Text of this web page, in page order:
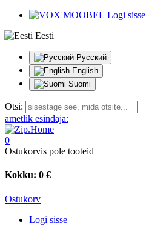
Logi sisse
Eesti
Русский
English
Suomi
Otsi:
ametlik esindaja:
0
Ostukorvis pole tooteid
Kokku: 0 €
Ostukorv
Logi sisse